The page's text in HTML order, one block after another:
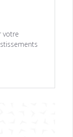
votre